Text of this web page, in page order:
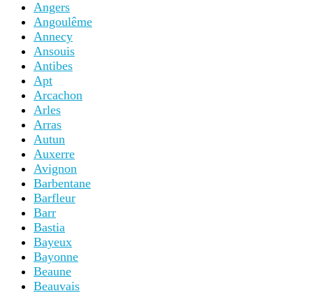
Angers
Angoulême
Annecy
Ansouis
Antibes
Apt
Arcachon
Arles
Arras
Autun
Auxerre
Avignon
Barbentane
Barfleur
Barr
Bastia
Bayeux
Bayonne
Beaune
Beauvais